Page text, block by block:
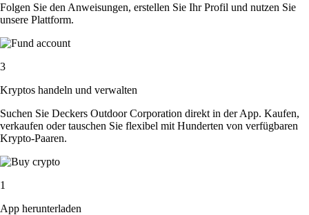
Folgen Sie den Anweisungen, erstellen Sie Ihr Profil und nutzen Sie
unsere Plattform.
3
Kryptos handeln und verwalten
Suchen Sie Deckers Outdoor Corporation direkt in der App. Kaufen,
verkaufen oder tauschen Sie flexibel mit Hunderten von verfügbaren
Krypto-Paaren.
1
App herunterladen